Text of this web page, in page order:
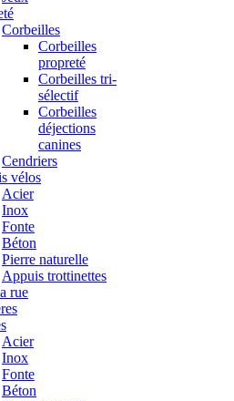
Corbeilles
Corbeilles
propreté
Corbeilles tri-
sélectif
Corbeilles
déjections
canines
Cendriers
vélos
Acier
Inox
Fonte
Béton
Pierre naturelle
Appuis trottinettes
rue
Acier
Inox
Fonte
Béton